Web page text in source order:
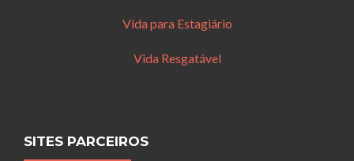
Vida para Estagiário
Vida Resgatável
SITES PARCEIROS